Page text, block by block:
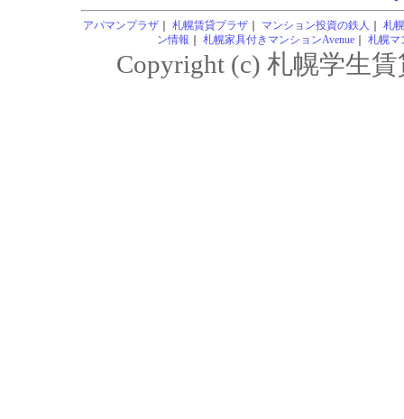
アパマンプラザ｜ 札幌賃貸プラザ｜ マンション投資の鉄人
札
ン情報
札幌家具付きマンションAvenue｜ 札幌マ
Copyright (c) 札幌学生